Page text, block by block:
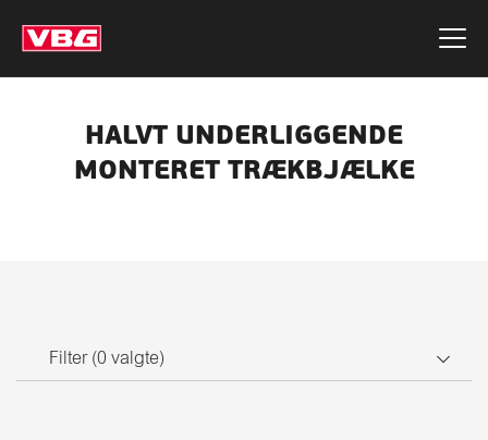
HALVT UNDERLIGGENDE
MONTERET TRÆKBJÆLKE
Filter (0 valgte)